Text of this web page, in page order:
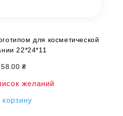
для косметической
22*24*11
58.00 ₴
желаний
корзину